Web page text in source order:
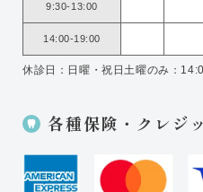
9:30-13:00
14:00-19:00
休診日：日曜・祝日土曜のみ：
各種保険・クレジ